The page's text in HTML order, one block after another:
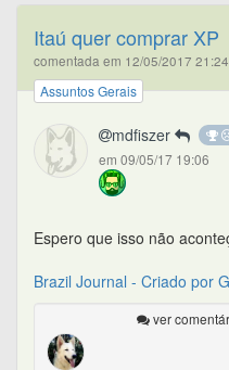
Itaú quer comprar XP
comentada em 12/05/2017 21:24
Assuntos Gerais
mdfiszer
em 09/05/17 19:06
Espero que isso não
Brazil Journal - Criado por
ver